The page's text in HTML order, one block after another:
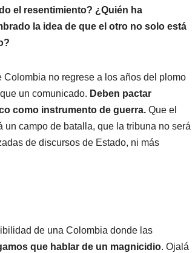
el resentimiento? ¿Quién ha
la idea de que el otro no solo está
no regrese a los años del plomo
un comunicado. Deben pactar
como instrumento de guerra. Que el
campo de batalla, que la tribuna no será
de discursos de Estado, ni más
de una Colombia donde las
que hablar de un magnicidio. Ojalá